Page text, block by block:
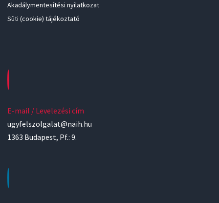
Akadálymentesítési nyilatkozat
Süti (cookie) tájékoztató
E-mail / Levelezési cím
ugyfelszolgalat@naih.hu
1363 Budapest, Pf.: 9.